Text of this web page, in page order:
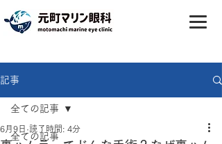
記事
全ての記事
全ての記事
6月9日 読了時間: 4分